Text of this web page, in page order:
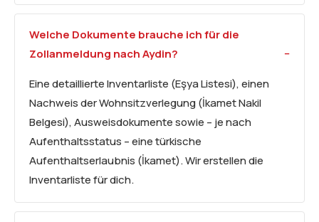
Welche Dokumente brauche ich für die
Zollanmeldung nach Aydin?
Eine detaillierte Inventarliste (Eşya Listesi), einen
Nachweis der Wohnsitzverlegung (İkamet Nakil
Belgesi), Ausweisdokumente sowie – je nach
Aufenthaltsstatus – eine türkische
Aufenthaltserlaubnis (İkamet). Wir erstellen die
Inventarliste für dich.